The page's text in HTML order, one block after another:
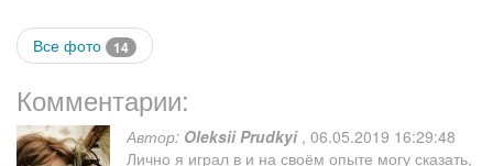
Все фото 14
Комментарии:
Автор: Oleksii Prudkyi, 06.05.2019 16:29:48
Лично я играл в и на своём опыте могу сказать,